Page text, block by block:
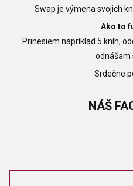
Swap je výmena svojich
Ako to
Prinesiem napríklad 5 kníh,
odnášam
Srdečne
NÁŠ